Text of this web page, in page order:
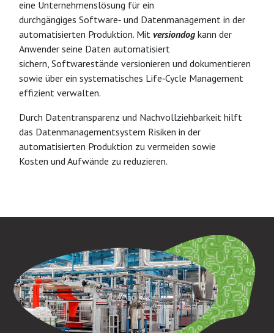
eine Unternehmenslösung für ein
durchgängiges Software‐ und Datenmanagement in der
automatisierten Produktion. Mit versiondog kann der
Anwender seine Daten automatisiert
sichern, Softwarestände versionieren und dokumentieren
sowie über ein systematisches Life‐Cycle Management
effizient verwalten.
Durch Datentransparenz und Nachvollziehbarkeit hilft
das Datenmanagementsystem Risiken in der
automatisierten Produktion zu vermeiden sowie
Kosten und Aufwände zu reduzieren.